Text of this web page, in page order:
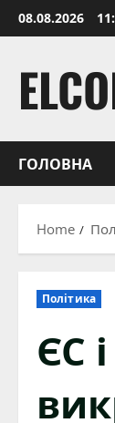
Skip
to
08.08.2026
ГОЛОВНА
Home
Політика
ЄС